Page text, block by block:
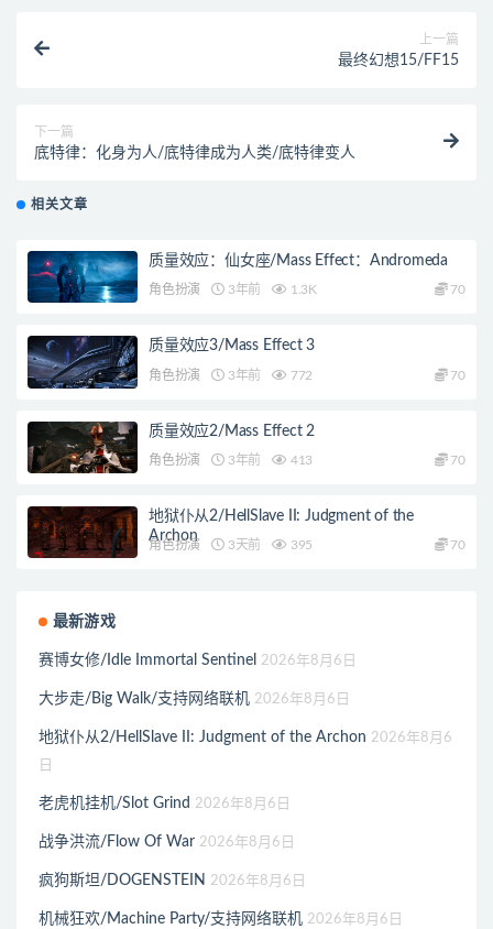
上一篇
最终幻想15/FF15
下一篇
底特律：化身为人/底特律成为人类/底特律变人
相关文章
质量效应：仙女座/Mass Effect：Andromeda
角色扮演 3年前 1.3K 70
质量效应3/Mass Effect 3
角色扮演 3年前 772 70
质量效应2/Mass Effect 2
角色扮演 3年前 413 70
地狱仆从2/HellSlave II: Judgment of the
Archon
角色扮演 3天前 395 70
最新游戏
赛博女修/Idle Immortal Sentinel 2026年8月6日
大步走/Big Walk/支持网络联机 2026年8月6日
地狱仆从2/HellSlave II: Judgment of the Archon 2026年8月6
日
老虎机挂机/Slot Grind 2026年8月6日
战争洪流/Flow Of War 2026年8月6日
疯狗斯坦/DOGENSTEIN 2026年8月6日
机械狂欢/Machine Party/支持网络联机 2026年8月6日